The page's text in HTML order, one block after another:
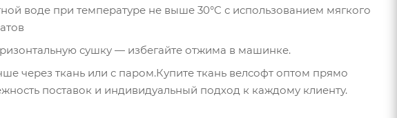
воде при температуре не выше 30°C с использованием мягкого
сушку — избегайте отжима в машинке.
через ткань или с паром.Купите ткань велсофт оптом прямо
поставок и индивидуальный подход к каждому клиенту.